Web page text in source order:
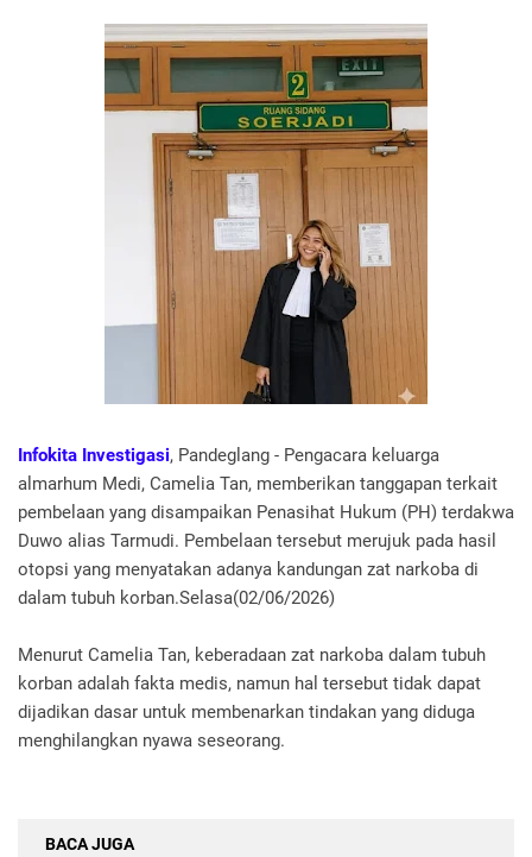
Infokita Investigasi, Pandeglang - Pengacara keluarga
almarhum Medi, Camelia Tan, memberikan tanggapan terkait
pembelaan yang disampaikan Penasihat Hukum (PH) terdakwa
Duwo alias Tarmudi. Pembelaan tersebut merujuk pada hasil
otopsi yang menyatakan adanya kandungan zat narkoba di
dalam tubuh korban.Selasa(02/06/2026)
Menurut Camelia Tan, keberadaan zat narkoba dalam tubuh
korban adalah fakta medis, namun hal tersebut tidak dapat
dijadikan dasar untuk membenarkan tindakan yang diduga
menghilangkan nyawa seseorang.
BACA JUGA